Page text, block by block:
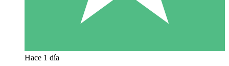
Hace 1 día